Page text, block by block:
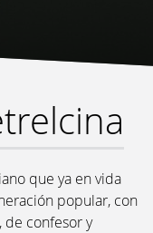
que ya en vida
popular, con
de confesor y